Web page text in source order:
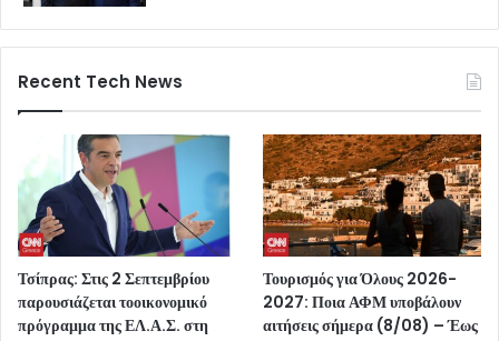
Recent Tech News
Τσίπρας: Στις 2 Σεπτεμβρίου
παρουσιάζεται τοοικονομικό
πρόγραμμα της ΕΛ.Α.Σ. στη
Τουρισμός για Όλους 2026-
2027: Ποια ΑΦΜ υποβάλουν
αιτήσεις σήμερα (8/08) – Έως